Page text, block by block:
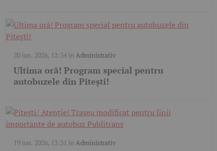
20 iun. 2026, 12:34înAdministrativ
Ultima oră! Program special pentru
autobuzele din Pitești!
19 iun. 2026, 13:31 înAdministrativ